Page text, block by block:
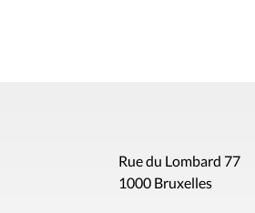
Rue du Lombard 77
1000 Bruxelles